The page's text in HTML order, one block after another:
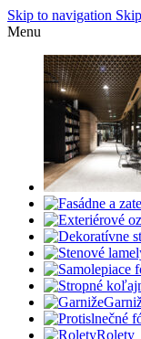
Skip to navigation
Menu
Rolety